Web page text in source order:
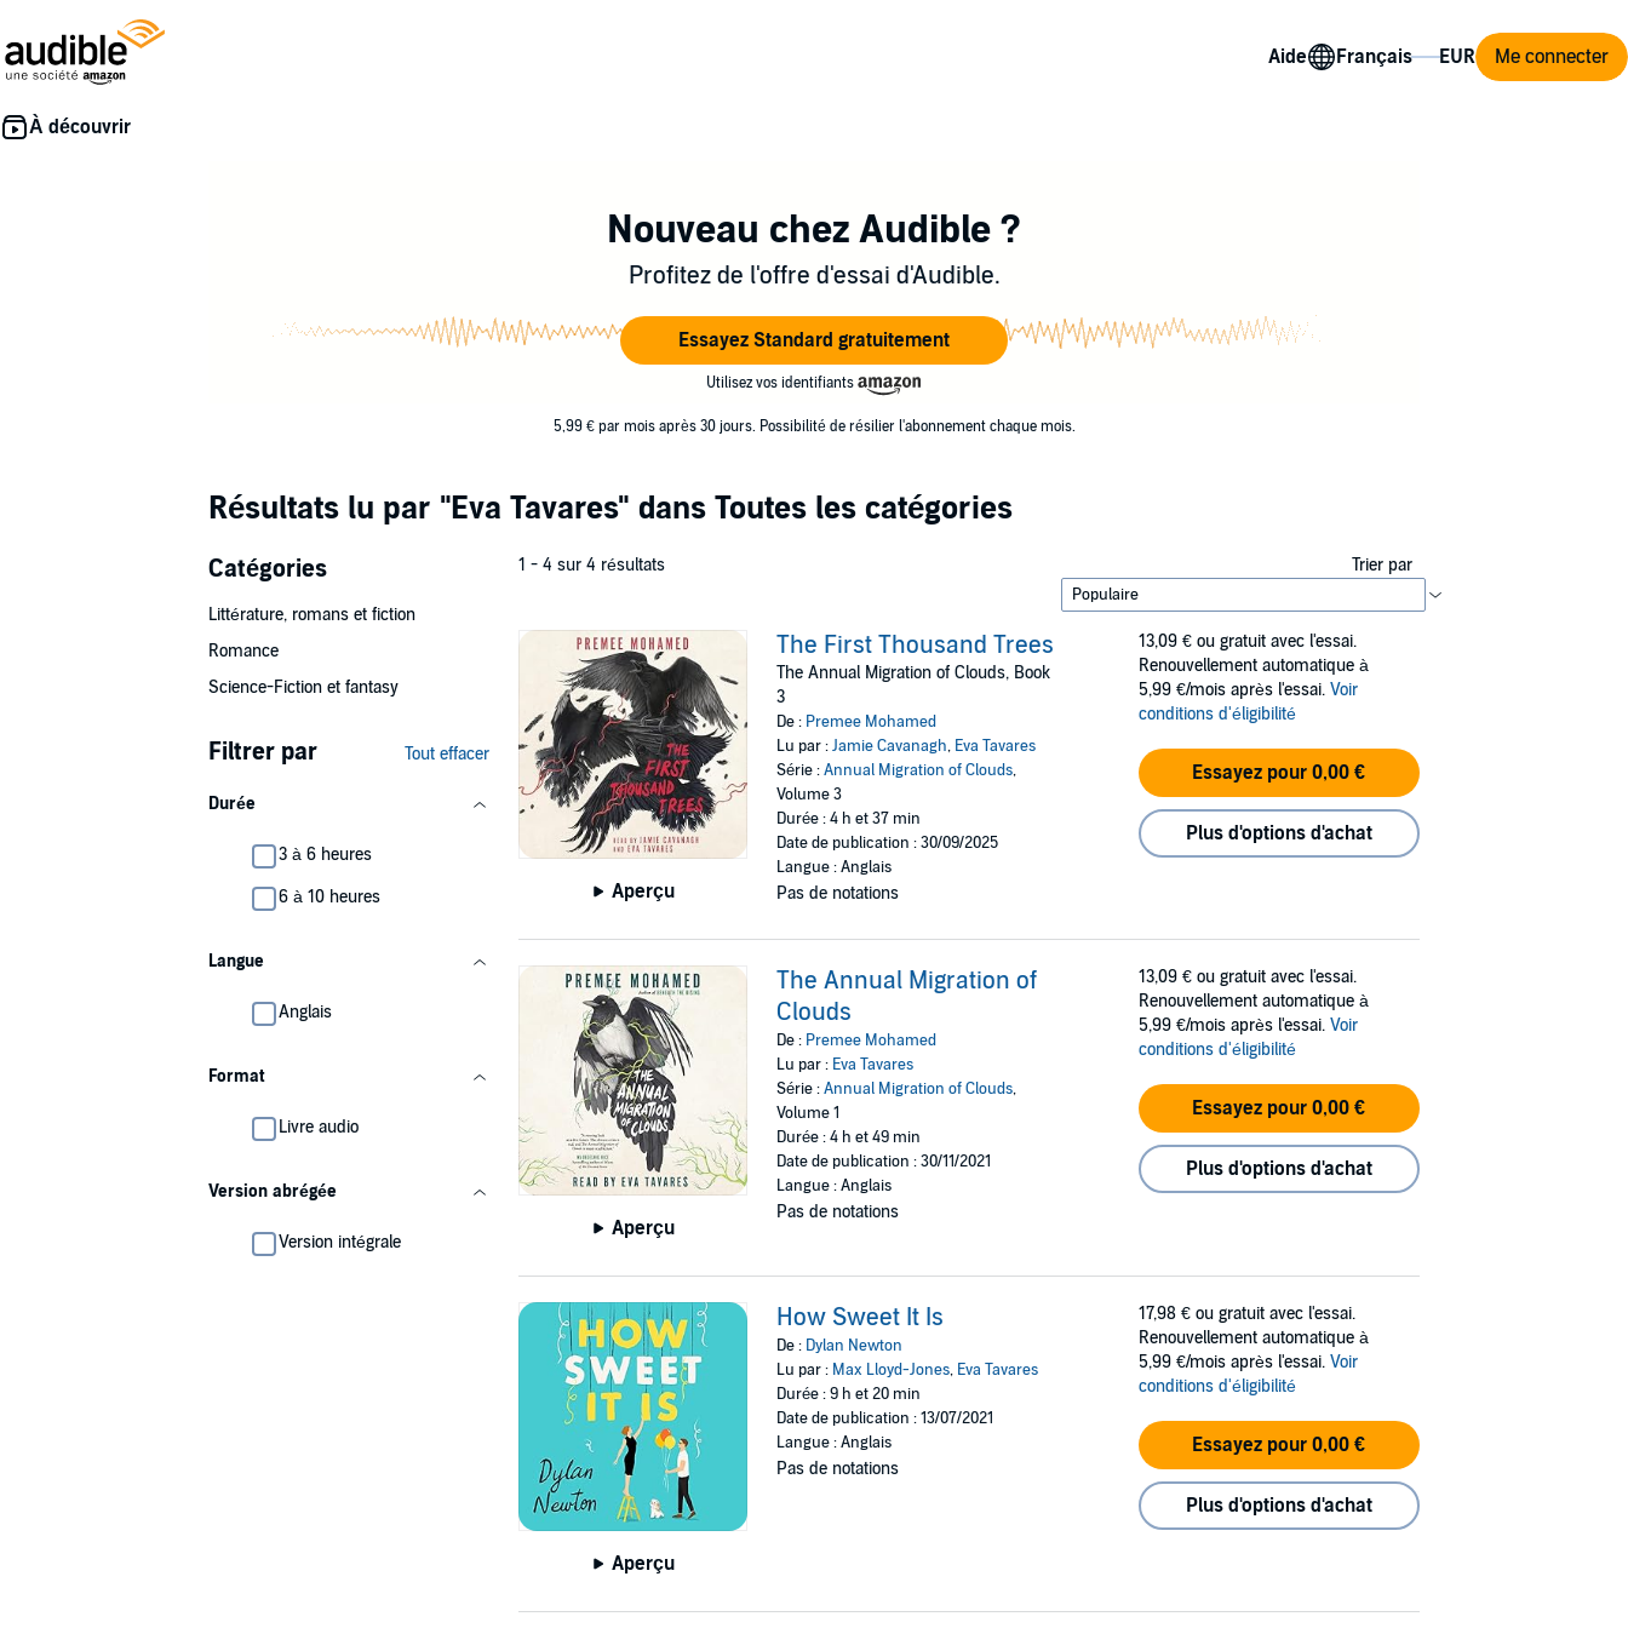
Aide Me connecter
Nouveau chez Audible ?
Profitez de l'offre d'essai d'Audible.
Essayez Standard gratuitement
Utilisez vos identifiants
5,99 € par mois après 30 jours. Possibilité de résilier l'abonnement chaque mois.
Résultats lu par "Eva Tavares" dans Toutes les catégories
Catégories
Littérature, romans et fiction
Romance
Science-Fiction et fantasy
Filtrer par Tout effacer
Durée
3 à 6 heures
6 à 10 heures
Langue
Anglais
Format
Livre audio
Version abrégée
Version intégrale
1 - 4 sur 4 résultats Trier par
Aperçu
The First Thousand Trees
The Annual Migration of Clouds, Book
3
De : Premee Mohamed
Lu par :Jamie Cavanagh, Eva Tavares
Série :Annual Migration of Clouds,
Volume 3
Durée : 4 h et 37 min
Date de publication : 30/09/2025
Langue : Anglais
Pas de notations
13,09 € ou gratuit avec l'essai.
Renouvellement automatique à
5,99 €/mois après l'essai. Voir
conditions d'éligibilité
Essayez pour 0,00 €
Plus d'options d'achat
Aperçu
The Annual Migration of
Clouds
De : Premee Mohamed
Lu par : Eva Tavares
Série :Annual Migration of Clouds,
Volume 1
Durée : 4 h et 49 min
Date de publication : 30/11/2021
Langue : Anglais
Pas de notations
13,09 € ou gratuit avec l'essai.
Renouvellement automatique à
5,99 €/mois après l'essai. Voir
conditions d'éligibilité
Essayez pour 0,00 €
Plus d'options d'achat
Aperçu
How Sweet It Is
De : Dylan Newton
Lu par : Max Lloyd-Jones, Eva Tavares
Durée : 9 h et 20 min
Date de publication : 13/07/2021
Langue : Anglais
Pas de notations
17,98 € ou gratuit avec l'essai.
Renouvellement automatique à
5,99 €/mois après l'essai. Voir
conditions d'éligibilité
Essayez pour 0,00 €
Plus d'options d'achat